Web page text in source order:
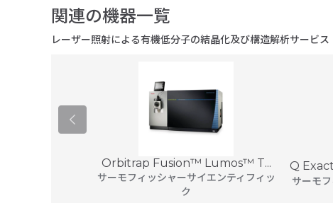
関連の機器一覧
レーザー照射による有機低分子の結晶化及び構造解析サービス
Orbitrap Fusion™ Lumos™ T...
サーモフィッシャーサイエンティフィッ
ク
Q
サーモ